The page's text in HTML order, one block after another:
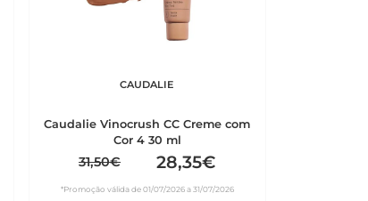
CAUDALIE
Caudalie Vinocrush CC Creme com
Cor 4 30 ml
31,50€ 28,35€
*Promoção válida de 01/07/2026 a 31/07/2026